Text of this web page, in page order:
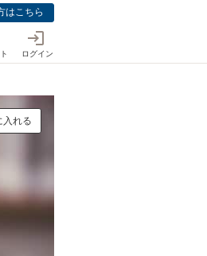
はこちら
ログイン
入れる